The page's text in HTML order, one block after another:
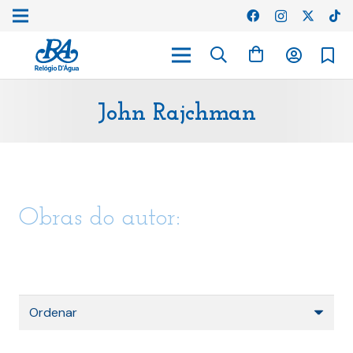
John Rajchman
Obras do autor: